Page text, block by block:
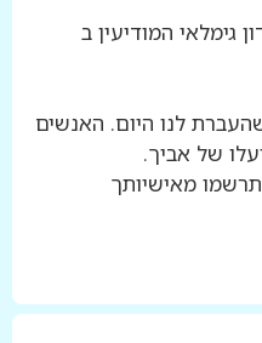
גימלאי המודיעין ב
לנו היום. האנשים
של אביך.
מאישיותך